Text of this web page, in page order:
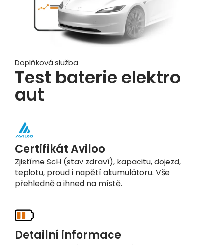
Doplňková služba
Test baterie elektro
aut
Certifikát Aviloo
Zjistíme SoH (stav zdraví), kapacitu, dojezd,
teplotu, proud i napětí akumulátoru. Vše
přehledně a ihned na místě.
Detailní informace
Dostanete od nás PDF certifikát, kde bude stav
baterie přehledně popsán.Ukázka je zde >